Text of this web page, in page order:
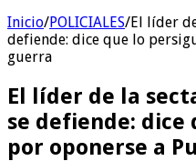
Inicio/POLICIALES/El líder
defiende: dice que lo
guerra
El líder de la
se defiende: dice
por oponerse a